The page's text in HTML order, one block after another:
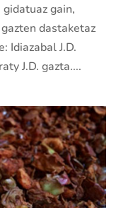
gain,
dastaketaz
Idiazabal J.D.
J.D. gazta....